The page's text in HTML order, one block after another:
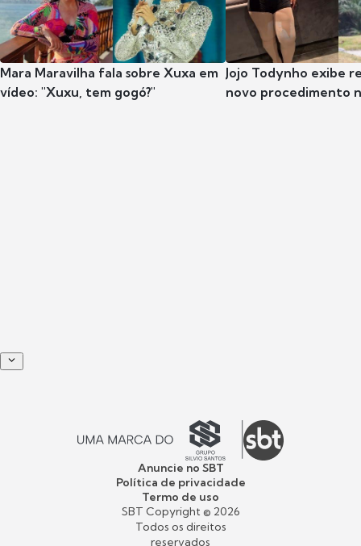
Mara Maravilha fala sobre Xuxa em
vídeo: "Xuxu, tem gogó?"
Jojo Todynho exibe
novo procedimento
Anuncie no SBT
Política de privacidade
Termo de uso
SBT Copyright © 2026
Todos os direitos
reservados